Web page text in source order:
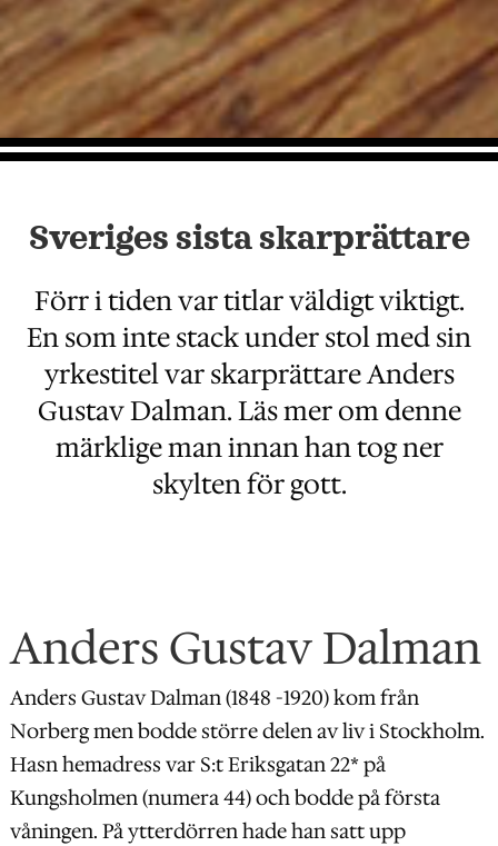
Sveriges sista skarprättare
Förr i tiden var titlar väldigt viktigt.
En som inte stack under stol med sin
yrkestitel var skarprättare Anders
Gustav Dalman. Läs mer om denne
märklige man innan han tog ner
skylten för gott.
Anders Gustav Dalman
Anders Gustav Dalman (1848 -1920) kom från
Norberg men bodde större delen av liv i Stockholm.
Hasn hemadress var S:t Eriksgatan 22* på
Kungsholmen (numera 44) och bodde på första
våningen. På ytterdörren hade han satt upp